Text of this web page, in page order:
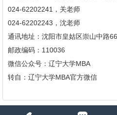
024-62202241，关老师
024-62202243，沈老师
通讯地址：沈阳市皇姑区崇山中路
邮政编码：110036
微信公众号：辽宁大学MBA
转自：辽宁大学MBA官方微信